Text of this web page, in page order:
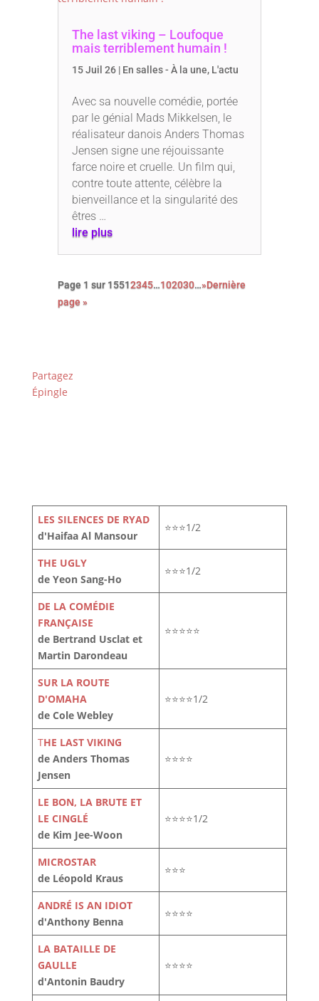
The last viking – Loufoque
mais terriblement humain !
15 Juil 26| En salles - À la une, L'actu
Avec sa nouvelle comédie, portée
par le génial Mads Mikkelsen, le
réalisateur danois Anders Thomas
Jensen signe une réjouissante
farce noire et cruelle. Un film qui,
contre toute attente, célèbre la
bienveillance et la singularité des
êtres …
lire plus
Page 1 sur 15512345…102030…»Dernière
page »
Partagez
Épingle
LES SILENCES DE RYAD
d'Haifaa Al Mansour
⭐⭐⭐1/2
THE UGLY
de Yeon Sang-Ho
⭐⭐⭐1/2
DE LA COMÉDIE
FRANÇAISE
de Bertrand Usclat et
Martin Darondeau
⭐⭐⭐⭐⭐
SUR LA ROUTE
D'OMAHA
de Cole Webley
⭐⭐⭐⭐1/2
THE LAST VIKING
de Anders Thomas
Jensen
⭐⭐⭐⭐
LE BON, LA BRUTE ET
LE CINGLÉ
de Kim Jee-Woon
⭐⭐⭐⭐1/2
MICROSTAR
de Léopold Kraus
⭐⭐⭐
ANDRÉ IS AN IDIOT
d'Anthony Benna
⭐⭐⭐⭐
LA BATAILLE DE
GAULLE
d'Antonin Baudry
⭐⭐⭐⭐